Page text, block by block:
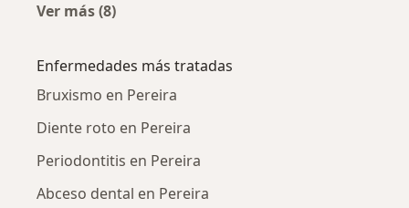
Ver más (8)
Enfermedades más tratadas
Bruxismo en Pereira
Diente roto en Pereira
Periodontitis en Pereira
Abceso dental en Pereira